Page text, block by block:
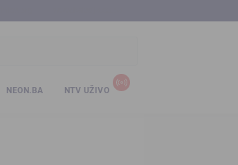
NEON.BA NTV UŽIVO